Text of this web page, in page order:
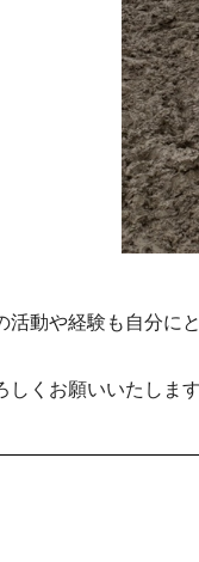
活動や経験も自分に
くお願いいたします